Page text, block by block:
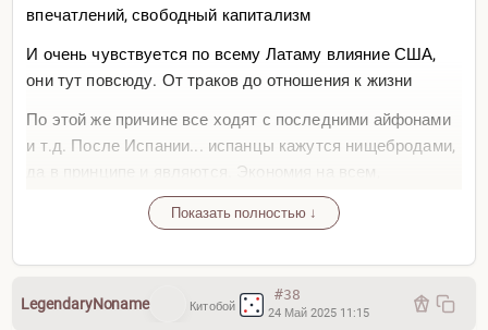
впечатлений, свободный капитализм
И очень чувствуется по всему Латаму влияние США,
они тут повсюду. От траков до отношения к жизни
По этой же причине все ходят с последними айфонами
и т.д. После Испании... испанцы кажутся нищебродами,
да в принципе и являются. Экономия на всем,
отсутствие амбиций, средняя зп 1500 где все уйдет на
Здесь — ровно противоположное, сколько заработаешь,
такой уровень жизни и получишь. От сказки в
коттеджных поселках до просто обычной жизни. Можно
Показать полностью ↓
LegendaryNoname Китобой
#38
24 Май 2025 11:15